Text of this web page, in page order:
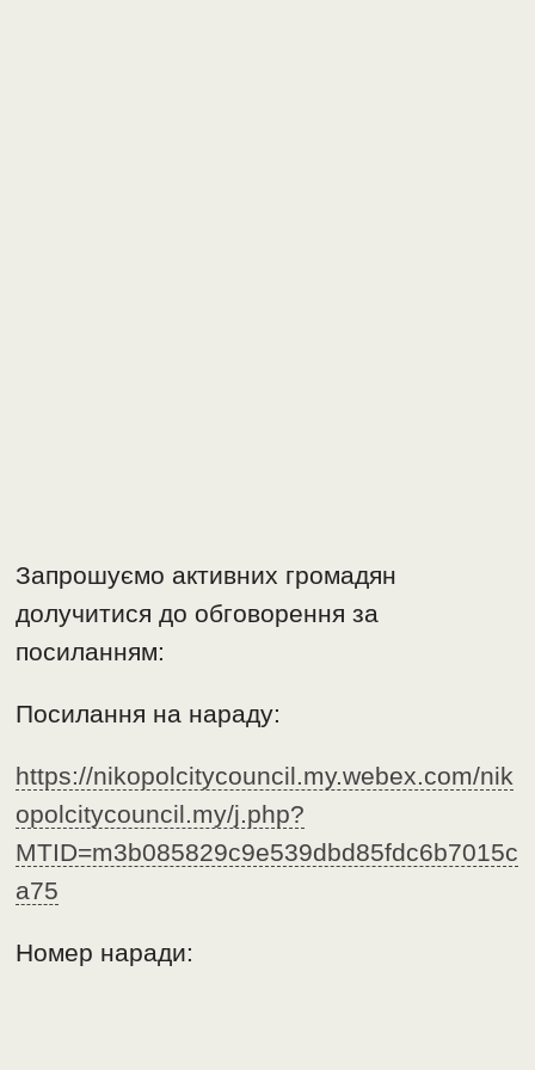
Запрошуємо активних громадян
долучитися до обговорення за
посиланням:
Посилання на нараду:
https://nikopolcitycouncil.my.webex.com/nik
opolcitycouncil.my/j.php?
MTID=m3b085829c9e539dbd85fdc6b7015c
a75
Номер наради: